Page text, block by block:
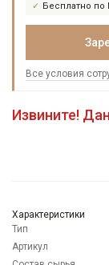
Бесплатно по
Все условия
Извините!
Характеристики
Тип
Артикул